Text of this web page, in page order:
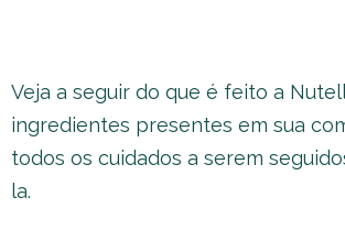
Veja a seguir do que é feito a
ingredientes presentes em sua
todos os cuidados a serem
la.